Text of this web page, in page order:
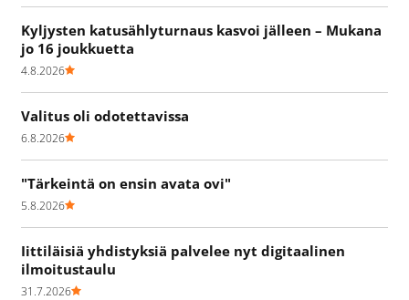
Kyljysten katusählyturnaus kasvoi jälleen – Mukana
jo 16 joukkuetta
4.8.2026
Valitus oli odotettavissa
6.8.2026
"Tärkeintä on ensin avata ovi"
5.8.2026
Iittiläisiä yhdistyksiä palvelee nyt digitaalinen
ilmoitustaulu
31.7.2026